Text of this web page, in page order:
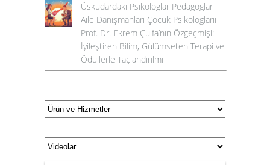
Üsküdardaki Psikologlar Pedagoglar
Aile Danışmanları Çocuk Psikologlarıi
Prof. Dr. Ekrem Çulfa’nın Özgeçmişi:
İyileştiren Bilim, Gülümseten Terapi ve
Ödüllerle Taçlandırılmı